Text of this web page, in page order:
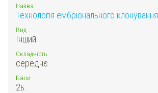
Назва
Технологія ембріонального клонування
Вид
Інший
Складність
середнє
Бали
2Б.